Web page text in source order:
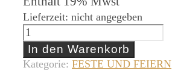
Lieferzeit: nicht angegeben
Du,
Ich,
passt
In den Warenkorb
Kategorie: FESTE UND FEIERN